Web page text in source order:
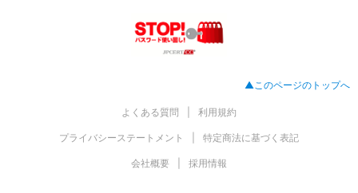
▲このページのトップへ
よくある質問 利用規約
プライバシーステートメント 特定商法に基づく表記
会社概要 採用情報